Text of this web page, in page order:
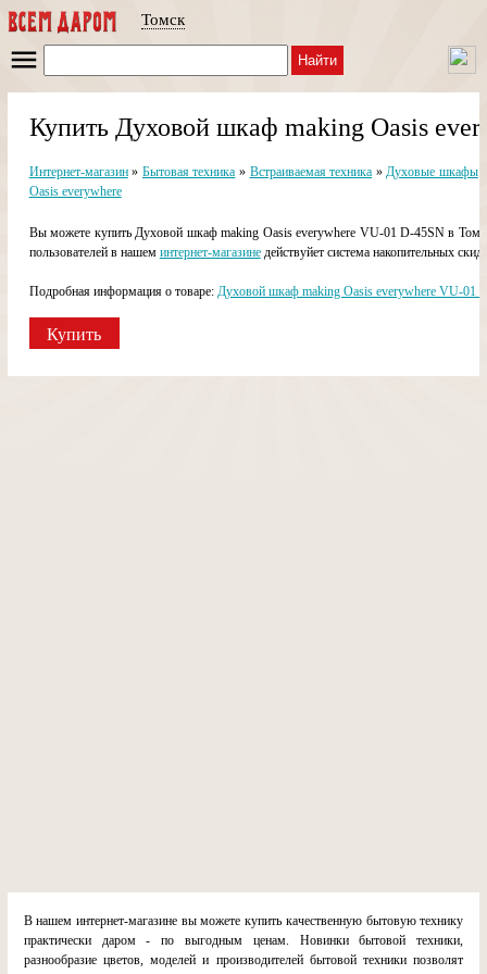
Томск
Найти
Купить Духовой шкаф making Oasis
Интернет-магазин» Бытовая техника » Встраиваемая техника »Духовые шкафы
Oasis everywhere
Вы можете купить Духовой шкаф making Oasis everywhere VU-01 D-45SN в
пользователей в нашем интернет-магазинедействуйет система накопительных
Подробная информация о товаре: Духовой шкаф making Oasis everywhere VU-01
Купить
В нашем интернет-магазине вы можете купить качественную бытовую технику
практически даром - по выгодным ценам. Новинки бытовой техники,
разнообразие цветов, моделей и производителей бытовой техники позволят